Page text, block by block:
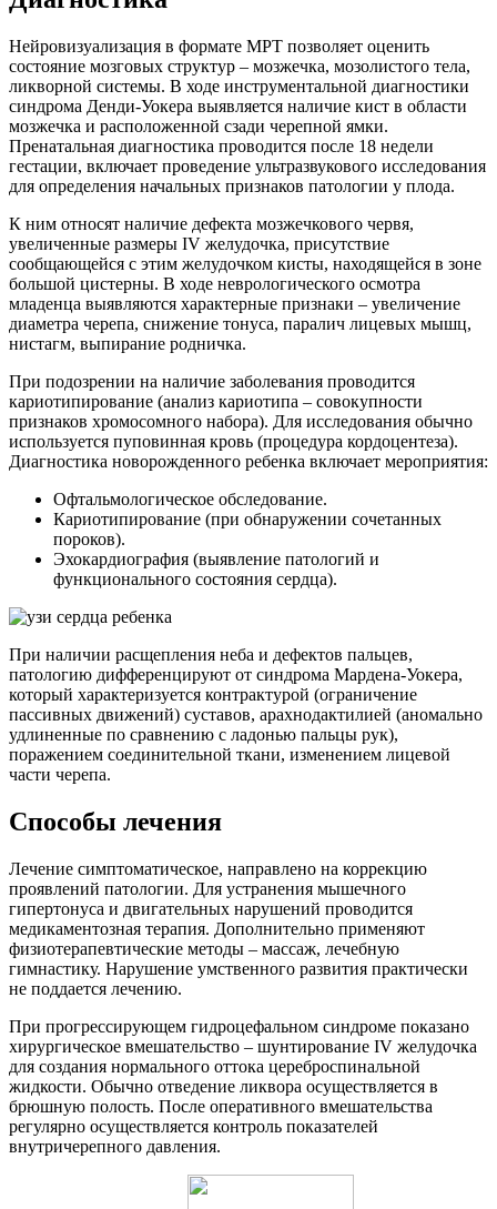
Нейровизуализация в формате МРТ позволяет оценить
состояние мозговых структур – мозжечка, мозолистого тела,
ликворной системы. В ходе инструментальной диагностики
синдрома Денди-Уокера выявляется наличие кист в области
мозжечка и расположенной сзади черепной ямки.
Пренатальная диагностика проводится после 18 недели
гестации, включает проведение ультразвукового исследования
для определения начальных признаков патологии у плода.
К ним относят наличие дефекта мозжечкового червя,
увеличенные размеры IV желудочка, присутствие
сообщающейся с этим желудочком кисты, находящейся в зоне
большой цистерны. В ходе неврологического осмотра
младенца выявляются характерные признаки – увеличение
диаметра черепа, снижение тонуса, паралич лицевых мышц,
нистагм, выпирание родничка.
При подозрении на наличие заболевания проводится
кариотипирование (анализ кариотипа – совокупности
признаков хромосомного набора). Для исследования обычно
используется пуповинная кровь (процедура кордоцентеза).
Диагностика новорожденного ребенка включает мероприятия:
Офтальмологическое обследование.
Кариотипирование (при обнаружении сочетанных
пороков).
Эхокардиография (выявление патологий и
функционального состояния сердца).
При наличии расщепления неба и дефектов пальцев,
патологию дифференцируют от синдрома Мардена-Уокера,
который характеризуется контрактурой (ограничение
пассивных движений) суставов, арахнодактилией (аномально
удлиненные по сравнению с ладонью пальцы рук),
поражением соединительной ткани, изменением лицевой
части черепа.
Способы лечения
Лечение симптоматическое, направлено на коррекцию
проявлений патологии. Для устранения мышечного
гипертонуса и двигательных нарушений проводится
медикаментозная терапия. Дополнительно применяют
физиотерапевтические методы – массаж, лечебную
гимнастику. Нарушение умственного развития практически
не поддается лечению.
При прогрессирующем гидроцефальном синдроме показано
хирургическое вмешательство – шунтирование IV желудочка
для создания нормального оттока цереброспинальной
жидкости. Обычно отведение ликвора осуществляется в
брюшную полость. После оперативного вмешательства
регулярно осуществляется контроль показателей
внутричерепного давления.